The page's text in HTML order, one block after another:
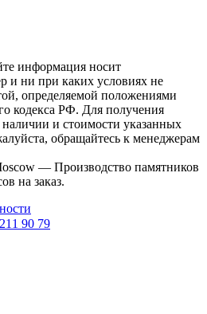
информация носит
и ни при каких условиях не
определяемой положениями
кодекса РФ. Для получения
и стоимости указанных
обращайтесь к менеджерам
— Производство памятников
на заказ.
90 79